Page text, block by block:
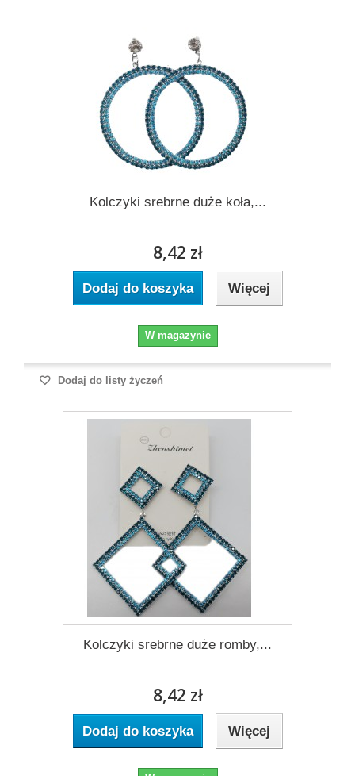
Kolczyki srebrne duże koła,...
8,42 zł
Dodaj do koszyka Więcej
W magazynie
Dodaj do listy życzeń
Kolczyki srebrne duże romby,...
8,42 zł
Dodaj do koszyka Więcej